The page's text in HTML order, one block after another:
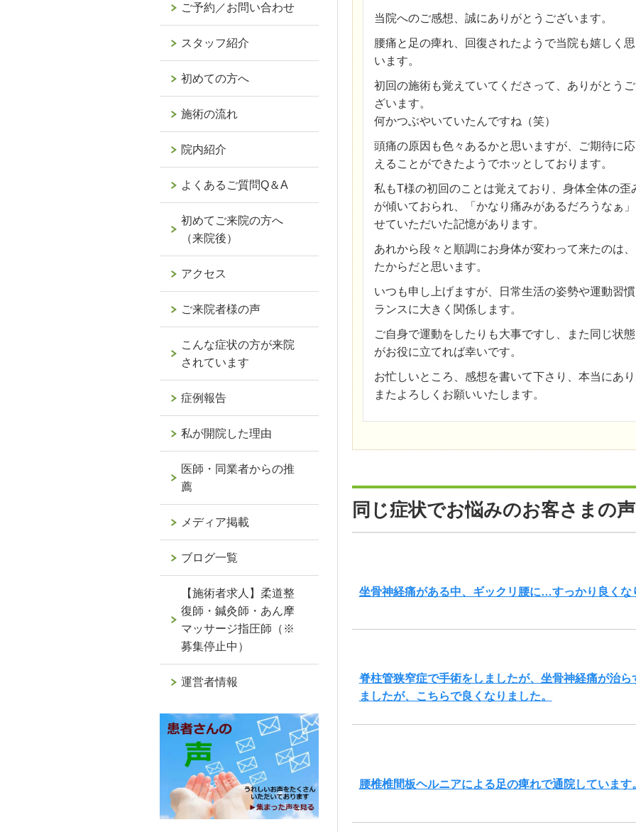
当院へのご感想、誠にありがとうございます。
腰痛と足の痺れ、回復されたようで当院も嬉しく思
います。
初回の施術も覚えていてくださって、ありがとうご
ざいます。
何かつぶやいていたんですね（笑）
頭痛の原因も色々あるかと思いますが、ご期待に応
えることができたようでホッとしております。
私もT様の初回のことは覚えており、身体全体の歪
が傾いておられ、「かなり痛みがあるだろうなぁ
せていただいた記憶があります。
あれから段々と順調にお身体が変わって来たのは
たからだと思います。
いつも申し上げますが、日常生活の姿勢や運動習
ランスに大きく関係します。
ご自身で運動をしたりも大事ですし、また同じ状
がお役に立てれば幸いです。
お忙しいところ、感想を書いて下さり、本当にあ
またよろしくお願いいたします。
同じ症状でお悩みのお客さまの声
坐骨神経痛がある中、ギックリ腰に…すっかり良くな
脊柱管狭窄症で手術をしましたが、坐骨神経痛が治ら
ましたが、こちらで良くなりました。
腰椎椎間板ヘルニアによる足の痺れで通院しています
ご予約／お問い合わせ
スタッフ紹介
初めての方へ
施術の流れ
院内紹介
よくあるご質問Q＆A
初めてご来院の方へ
（来院後）
アクセス
ご来院者様の声
こんな症状の方が来院
されています
症例報告
私が開院した理由
医師・同業者からの推
薦
メディア掲載
ブログ一覧
【施術者求人】柔道整
復師・鍼灸師・あん摩
マッサージ指圧師（※
募集停止中）
運営者情報